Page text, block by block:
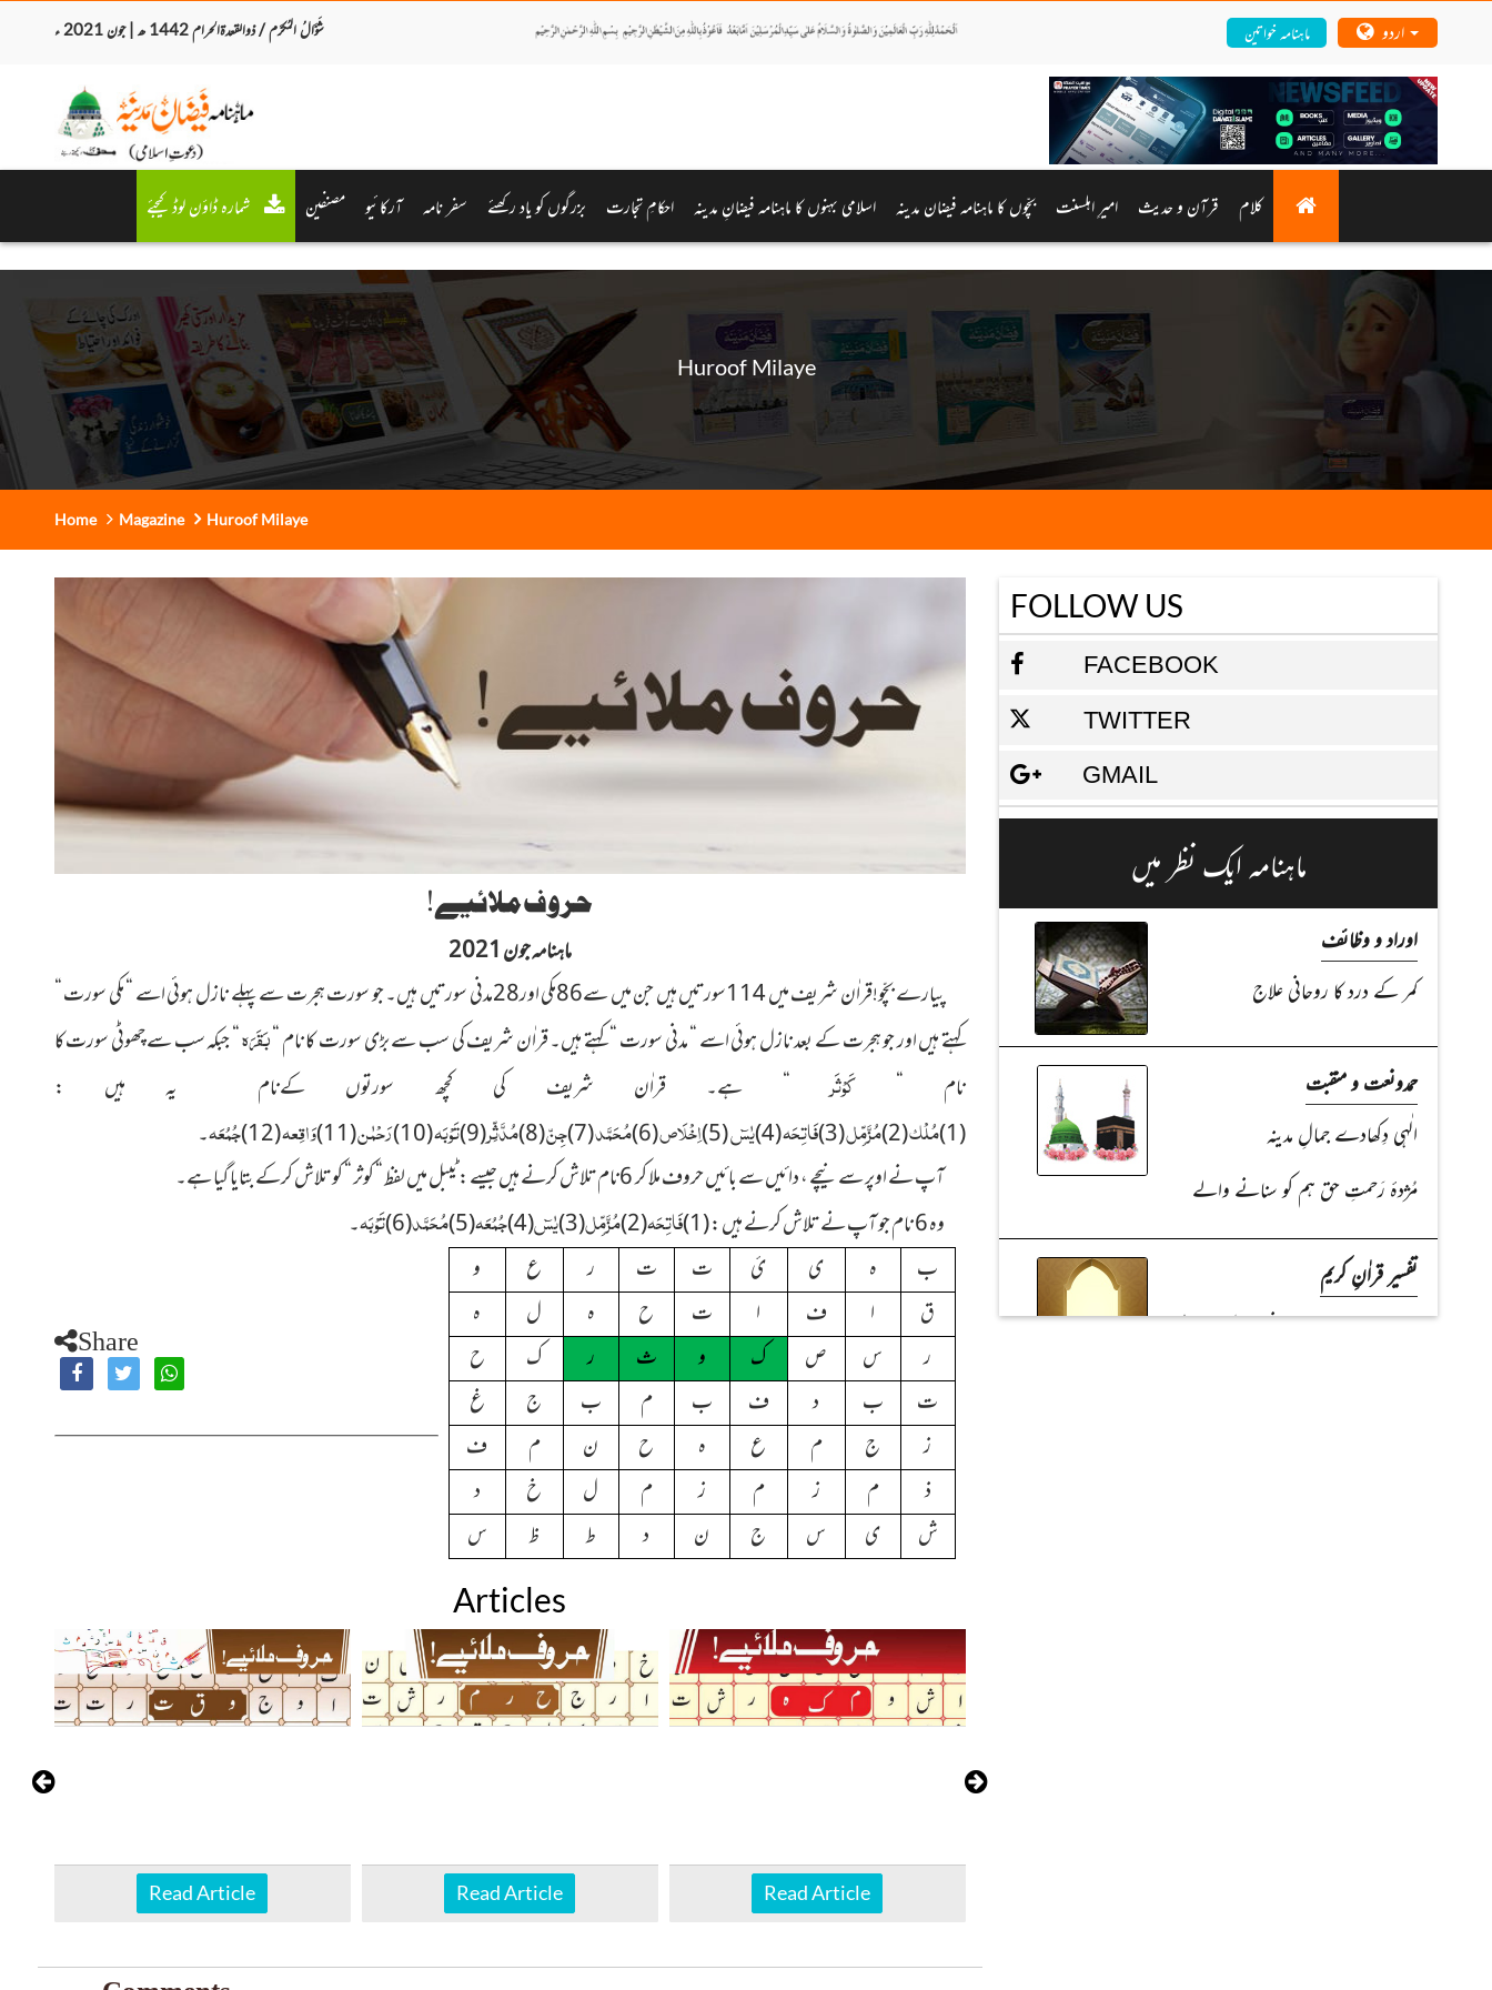
شَوَّالُ المُکرَّم / ذوالقعدۃالحرام 1442 ھ | جون 2021 ء ماہنامہ خواتین
کلام قرآن و حدیث امیرِ اہلسنت بچّوں کا ماہنامہ فیضان مدینہ اسلامی بہنوں کا ماہنامہ فیضانِ مدینہ احکامِ تجارت بزرگوں کو یاد رکھئے سفر نامہ آرکائیو مصنفین شمارہ ڈاؤن لوڈ کیجئے
Huroof Milaye
Home Magazine Huroof Milaye
حروف ملائیے!
ماہنامہ جون 2021
پیارے بچّو!قراٰن شریف میں 114سورتیں ہیں جن میں سے86مکی اور28مدنی سورتیں ہیں۔ جو سورت ہجرت سے پہلے نازل ہوئی اسے “ مکی سورت “
کہتے ہیں اور جو ہجرت کے بعد نازل ہوئی اسے “ مدنی سورت “ کہتے ہیں۔ قراٰن شریف کی سب سے بڑی سورت کا نام “بَقَرَہ“ جبکہ سب سے چھوٹی سورت کا
نام “کَوْثَر“ ہے۔ قراٰن شریف کی کچھ سورتوں کےنام یہ ہیں :
(1) مُلْک(2) مُزَّمِّل(3) فَاتِحَہ(4) یٰسٓ(5) اِخْلَاص(6) مُحَمَّد(7) جِنّ(8) مُدَّثِّر(9) تَوْبَہ(10) رَحْمٰن(11) وَاقِعہ(12) جُمُعَہ۔
آپ نے اوپر سے نیچے ، دائیں سے بائیں حروف ملا کر 6نام تلاش کرنے ہیں جیسے : ٹیبل میں لفظ “ کوثر “ کو تلاش کرکے بتایا گیا ہے۔
وہ 6 نام جو آپ نے تلاش کرنے ہیں :
(1) فَاتِحَہ(2) مُزَّمِّل(3) یٰسٓ(4) جُمُعَہ(5) مُحَمَّد(6) تَوْبَہ۔
ب
ہ ی ئ ت ت ر ع
و
ق
ا ف ا ت ح ہ ل
ہ
ر
س ص ک و ث ر ک
ح
ت
ب د ف ب م ب ج
غ
ز
ج م ع ہ ح ن م
ف
ذ
م ز م ز م ل خ
د
ش
ی س ج ن د ط ظ س
Share
Articles
Read Article Read Article Read Article
FOLLOW US
FACEBOOK
TWITTER
GMAIL
ماہنامہ ایک نظر میں
اوراد و وظائف
کمر کے درد کا روحانی علاج
حمدونعت و منقبت
الٰہی دِکھادے جمالِ مدینہ
مُژدۂ رَحمتِ حق ہم کو سنانے والے
تفسیر قراٰنِ کریم
عزم و حوصلے والے پیغمبر صلواتُ اللہ